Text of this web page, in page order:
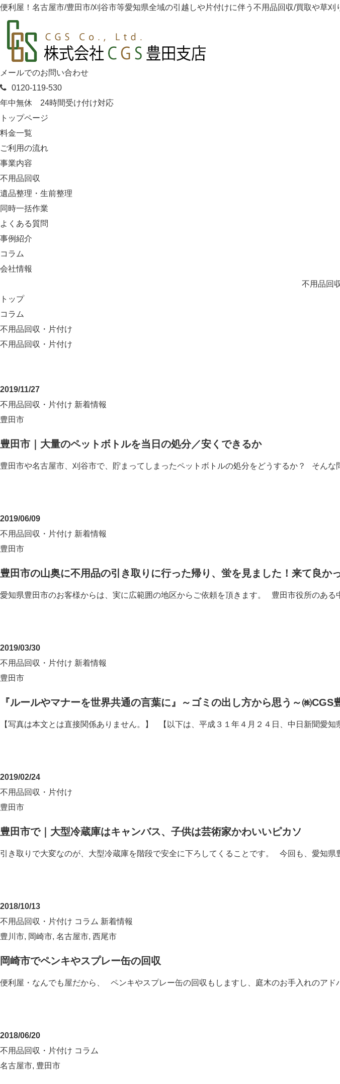
便利屋！名古屋市/豊田市/刈谷市等愛知県全域の引越しや片付けに伴う不用品回収/買取や草
メールでのお問い合わせ
0120-119-530
年中無休 24時間受け付け対応
トップページ
料金一覧
ご利用の流れ
事業内容
不用品回収
遺品整理・生前整理
同時一括作業
よくある質問
事例紹介
コラム
会社情報
不用品回
トップ
コラム
不用品回収・片付け
不用品回収・片付け
2019/11/27
不用品回収・片付け 新着情報
豊田市
豊田市｜大量のペットボトルを当日の処分／安くできるか
豊田市や名古屋市、刈谷市で、貯まってしまったペットボトルの処分をどうするか？ そん
2019/06/09
不用品回収・片付け 新着情報
豊田市
豊田市の山奥に不用品の引き取りに行った帰り、蛍を見ました！来て良か
愛知県豊田市のお客様からは、実に広範囲の地区からご依頼を頂きます。 豊田市役所のあ
2019/03/30
不用品回収・片付け 新着情報
豊田市
『ルールやマナーを世界共通の言葉に』～ゴミの出し方から思う～㈱CGS
【写真は本文とは直接関係ありません。】 【以下は、平成３１年４月２４日、中日新聞愛
2019/02/24
不用品回収・片付け
豊田市
豊田市で｜大型冷蔵庫はキャンバス、子供は芸術家かわいいピカソ
引き取りで大変なのが、大型冷蔵庫を階段で安全に下ろしてくることです。 今回も、愛知
2018/10/13
不用品回収・片付け コラム 新着情報
豊川市, 岡崎市, 名古屋市, 西尾市
岡崎市でペンキやスプレー缶の回収
便利屋・なんでも屋だから、 ペンキやスプレー缶の回収もしますし、庭木のお手入れのア
2018/06/20
不用品回収・片付け コラム
名古屋市, 豊田市